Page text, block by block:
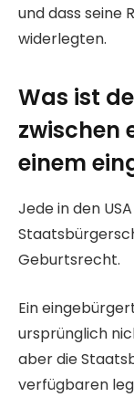
und dass seine
widerlegten.
Was ist
zwischen
einem
Jede in den
Geburtsrecht.
Ein
ursprünglich
aber die
verfügbaren